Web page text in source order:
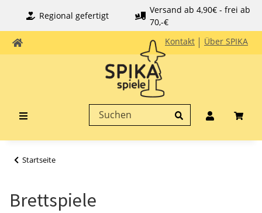
Regional gefertigt
Versand ab 4,90€ - frei ab
70,-€
Kontakt
Über SPIKA
Startseite
Brettspiele